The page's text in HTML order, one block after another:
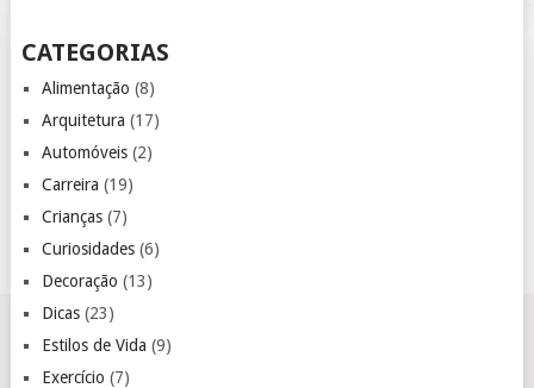
CATEGORIAS
Alimentação (8)
Arquitetura (17)
Automóveis(2)
Carreira (19)
Crianças(7)
Curiosidades(6)
Decoração (13)
Dicas(23)
Estilos de Vida (9)
Exercício (7)